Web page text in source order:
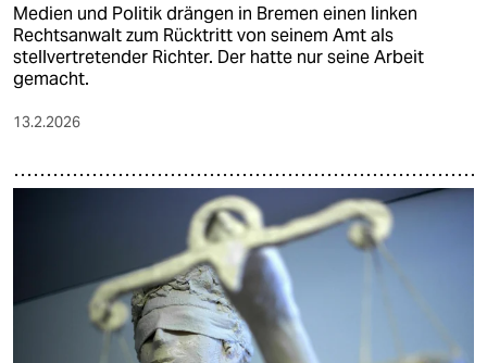
Medien und Politik drängen in Bremen einen linken
Rechtsanwalt zum Rücktritt von seinem Amt als
stellvertretender Richter. Der hatte nur seine Arbeit
gemacht.
13.2.2026